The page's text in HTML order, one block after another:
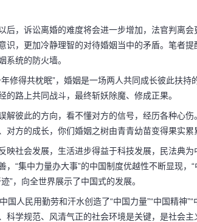
后，诉讼离婚的难度将会进一步增加，法官判离
识，更加冷静理智的对待婚姻当中的矛盾。笔者提
系统的防火墙。
修得共枕眠”，婚姻是一场两人共同成长彼此扶
的路上共同战斗，最终斩妖除魔、修成正果。
解彼此的方向，看不懂对方的信号，经历各种心
对方的成长，你们婚姻之树由青青幼苗变得果实累
映社会发展，生活进步得益于科技发展，民法典
，“集中力量办大事”的中国制度优越性不断显现
”，向全世界展示了中国式的发展。
国人民用勤劳和汗水创造了“中国力量”“中国精神
科学规范、风清气正的社会环境是关键，是社会
抄报文字内容 我国民法典
行梳理、整合、完善，使
协调性。为了加强宣传，